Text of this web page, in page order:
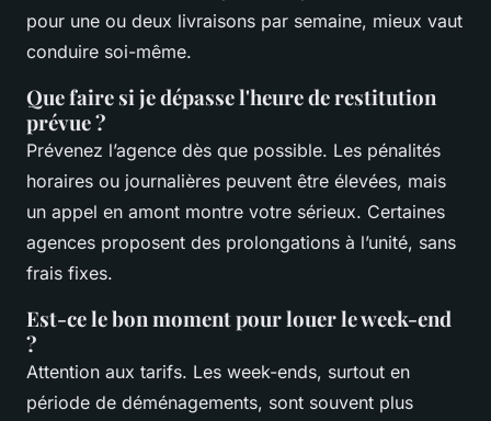
pour une ou deux livraisons par semaine, mieux vaut
conduire soi-même.
Que faire si je dépasse l'heure de restitution
prévue ?
Prévenez l’agence dès que possible. Les pénalités
horaires ou journalières peuvent être élevées, mais
un appel en amont montre votre sérieux. Certaines
agences proposent des prolongations à l’unité, sans
frais fixes.
Est-ce le bon moment pour louer le week-end
?
Attention aux tarifs. Les week-ends, surtout en
période de déménagements, sont souvent plus